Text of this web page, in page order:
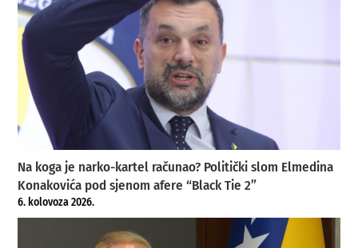
Na koga je narko-kartel računao? Politički slom Elmedina
Konakovića pod sjenom afere “Black Tie 2”
6. kolovoza 2026.